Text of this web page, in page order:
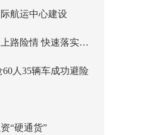
航运中心建设
内蒙古丹锡高速发现洪水上路险情 快速落实主线封闭管控
人35辆车成功避险
“硬通货”